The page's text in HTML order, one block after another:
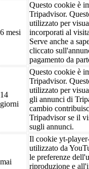
6 mesi
Questo cookie è
Tripadvisor.
utilizzato per
incorporati al
Serve anche a
cliccato
pagamento da
14
giorni
Questo cookie è
Tripadvisor.
utilizzato per
gli annunci di
cambio
Tripadvisor se il
sugli annunci.
mai
Il cookie yt-
utilizzato da
le preferenze
riproduzione e